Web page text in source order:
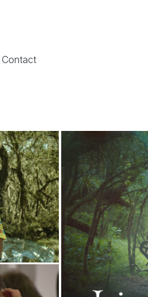
Contact